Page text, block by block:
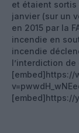
et étaient sortis
janvier (sur un
en 2015 par la
incendie en
incendie
l’interdiction
[embed]https://
[embed]https://